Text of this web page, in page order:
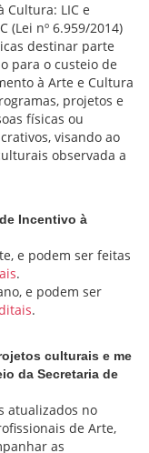
Cultura: LIC e
(Lei nº 6.959/2014)
destinar parte
para o custeio de
à Arte e Cultura
projetos e
físicas ou
visando ao
observada a
Incentivo à
e podem ser feitas
.
e podem ser
.
culturais e me
da Secretaria de
atualizados no
de Arte,
as